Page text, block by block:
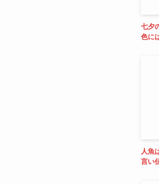
七夕
色に
人魚
言い